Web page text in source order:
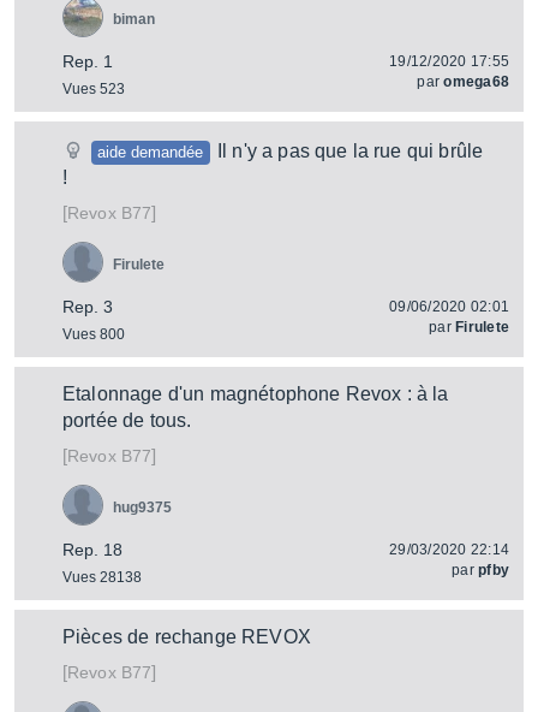
Rep. 1
Vues 523
biman
19/12/2020 17:55
paromega68
aide demandée
Il n'y a pas que la rue qui brûle
!
[RevoxB77]
Rep. 3
Vues 800
Firulete
09/06/2020 02:01
par Firulete
Etalonnage d'un magnétophone Revox : à la
portée de tous.
[RevoxB77]
Rep. 18
Vues 28138
hug9375
29/03/2020 22:14
parpfby
Pièces de rechange REVOX
[RevoxB77]